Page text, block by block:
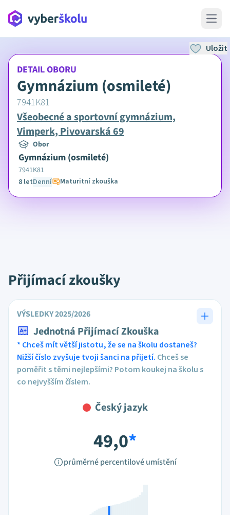
Open
DETAIL OBORU
Gymnázium (osmileté)
7941K81
Všeobecné a sportovní gymnázium,
Vimperk, Pivovarská 69
Obor
Gymnázium (osmileté)
7941K81
8 letDenní Maturitní zkouška
Uložit
Přijímací zkoušky
VÝSLEDKY 2025/2026
Jednotná Přijímací Zkouška
* Chceš mít větší jistotu, že se na školu dostaneš?
Nižší číslo zvyšuje tvoji šanci na přijetí. Chceš se
poměřit s těmi nejlepšími? Potom koukej na školu s
co nejvyšším číslem.
Český jazyk
49,0*
průměrné percentilové umístění